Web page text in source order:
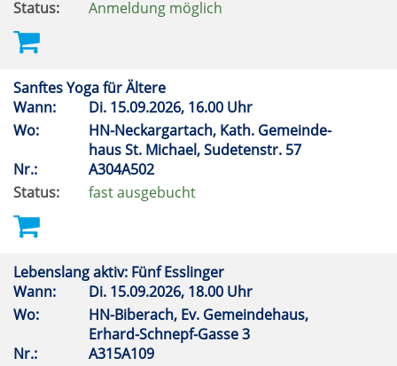
Status:
Anmeldung möglich
Sanftes Yoga für Ältere
Wann:
Di. 15.09.2026, 16.00 Uhr
Wo:
HN-Neckargartach, Kath. Gemeinde-
haus St. Michael, Sudetenstr. 57
Nr.:
A304A502
Status:
fast ausgebucht
Lebenslang aktiv: Fünf Esslinger
Wann:
Di. 15.09.2026, 18.00 Uhr
Wo:
HN-Biberach, Ev. Gemeindehaus,
Erhard-Schnepf-Gasse 3
Nr.:
A315A109